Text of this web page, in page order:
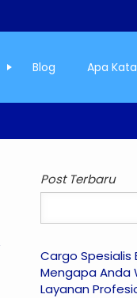
Blog Apa
Post Terbaru
Cargo Spesialis
Mengapa Anda
Layanan